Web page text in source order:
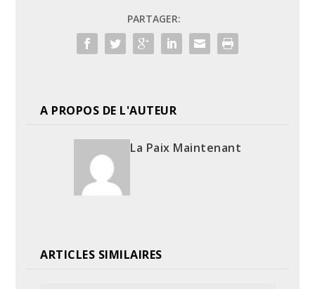
PARTAGER:
A PROPOS DE L'AUTEUR
La Paix Maintenant
ARTICLES SIMILAIRES